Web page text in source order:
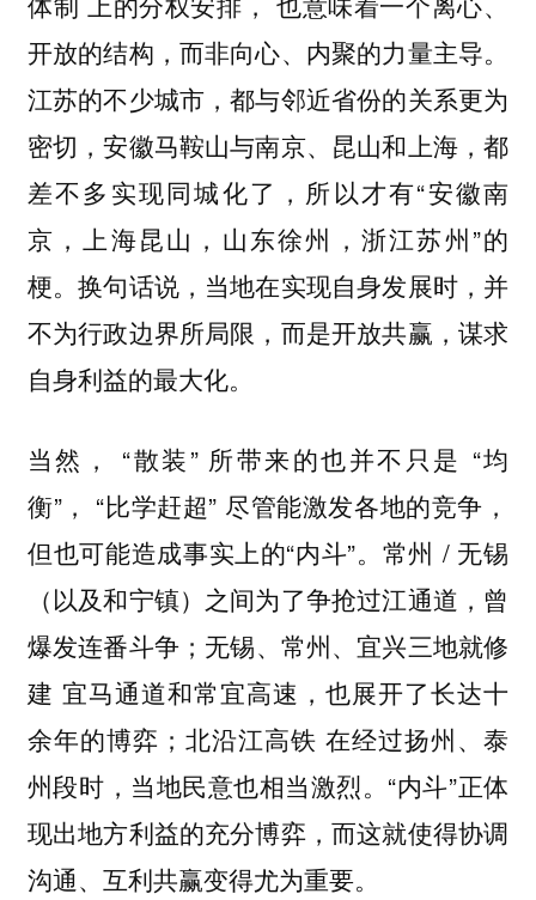
开放的结构，而非向心、内聚的力量主导。
江苏的不少城市，都与邻近省份的关系更为
密切，安徽马鞍山与南京、昆山和上海，都
差不多实现同城化了，所以才有“安徽南
京，上海昆山，山东徐州，浙江苏州”的
梗。换句话说，当地在实现自身发展时，并
不为行政边界所局限，而是开放共赢，谋求
自身利益的最大化。
当然， “散装” 所带来的也并不只是 “均
衡”， “比学赶超” 尽管能激发各地的竞争，
但也可能造成事实上的“内斗”。常州 / 无锡
（以及和宁镇）之间为了争抢过江通道，曾
爆发连番斗争；无锡、常州、宜兴三地就修
建 宜马通道和常宜高速，也展开了长达十
余年的博弈；北沿江高铁 在经过扬州、泰
州段时，当地民意也相当激烈。“内斗”正体
现出地方利益的充分博弈，而这就使得协调
沟通、互利共赢变得尤为重要。